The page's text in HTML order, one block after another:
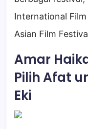
International
Asian Film
Amar
Pilih Afat
Eki